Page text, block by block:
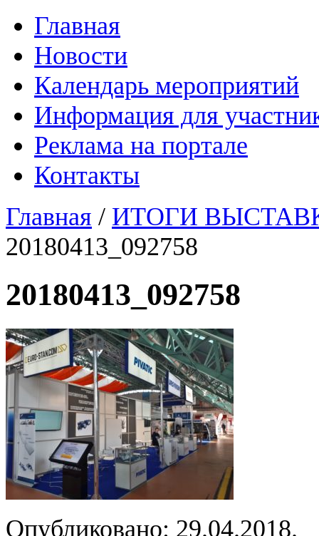
Главная
Новости
Календарь мероприятий
Информация для
Реклама на портале
Контакты
Главная / ИТОГИ
20180413_092758
20180413_092758
Опубликовано: 29.04.2018.